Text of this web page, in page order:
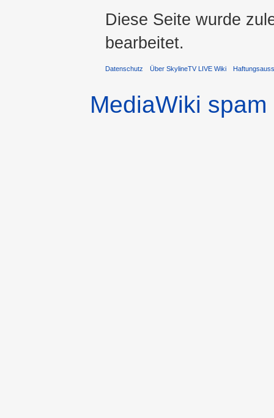
Diese Seite wurde
bearbeitet.
Datenschutz Über SkylineTV LIVE Wiki
MediaWiki spam